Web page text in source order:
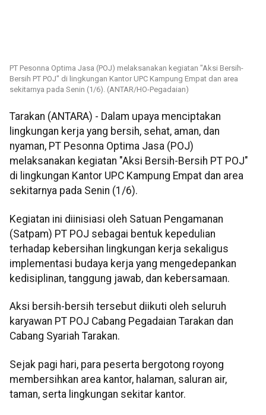
PT Pesonna Optima Jasa (POJ) melaksanakan kegiatan "Aksi Bersih-
Bersih PT POJ" di lingkungan Kantor UPC Kampung Empat dan area
sekitarnya pada Senin (1/6). (ANTAR/HO-Pegadaian)
Tarakan (ANTARA) - Dalam upaya menciptakan
lingkungan kerja yang bersih, sehat, aman, dan
nyaman, PT Pesonna Optima Jasa (POJ)
melaksanakan kegiatan "Aksi Bersih-Bersih PT POJ"
di lingkungan Kantor UPC Kampung Empat dan area
sekitarnya pada Senin (1/6).
Kegiatan ini diinisiasi oleh Satuan Pengamanan
(Satpam) PT POJ sebagai bentuk kepedulian
terhadap kebersihan lingkungan kerja sekaligus
implementasi budaya kerja yang mengedepankan
kedisiplinan, tanggung jawab, dan kebersamaan.
Aksi bersih-bersih tersebut diikuti oleh seluruh
karyawan PT POJ Cabang Pegadaian Tarakan dan
Cabang Syariah Tarakan.
Sejak pagi hari, para peserta bergotong royong
membersihkan area kantor, halaman, saluran air,
taman, serta lingkungan sekitar kantor.